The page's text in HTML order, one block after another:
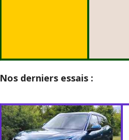
Nos derniers essais :